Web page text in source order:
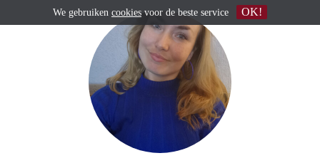
We gebruiken cookies voor de beste service OK!